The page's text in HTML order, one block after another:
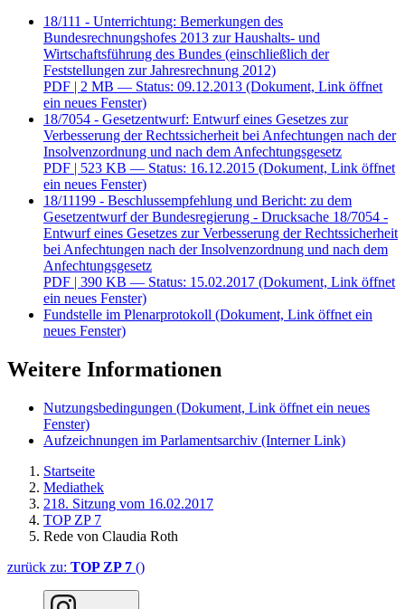
18/111 - Unterrichtung: Bemerkungen des
Bundesrechnungshofes 2013 zur Haushalts- und
Wirtschaftsführung des Bundes (einschließlich der
Feststellungen zur Jahresrechnung 2012)
PDF | 2 MB — Status: 09.12.2013 (Dokument, Link öffnet
ein neues Fenster)
18/7054 - Gesetzentwurf: Entwurf eines Gesetzes zur
Verbesserung der Rechtssicherheit bei Anfechtungen nach der
Insolvenzordnung und nach dem Anfechtungsgesetz
PDF | 523 KB — Status: 16.12.2015 (Dokument, Link öffnet
ein neues Fenster)
18/11199 - Beschlussempfehlung und Bericht: zu dem
Gesetzentwurf der Bundesregierung - Drucksache 18/7054 -
Entwurf eines Gesetzes zur Verbesserung der Rechtssicherheit
bei Anfechtungen nach der Insolvenzordnung und nach dem
Anfechtungsgesetz
PDF | 390 KB — Status: 15.02.2017 (Dokument, Link öffnet
ein neues Fenster)
Fundstelle im Plenarprotokoll (Dokument, Link öffnet ein
neues Fenster)
Weitere Informationen
Nutzungsbedingungen (Dokument, Link öffnet ein neues
Fenster)
Aufzeichnungen im Parlamentsarchiv (Interner Link)
Startseite
Mediathek
218. Sitzung vom 16.02.2017
TOP ZP 7
Rede von Claudia Roth
zurück zu: TOP ZP 7 ()